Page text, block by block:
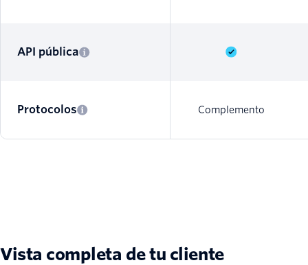
API pública
Protocolos Complemento
Vista completa de tu cliente